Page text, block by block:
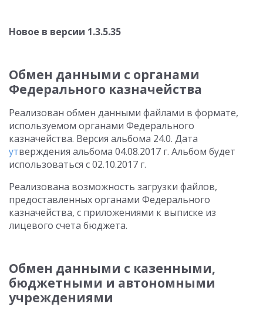
Новое в версии 1.3.5.35
Обмен данными с органами
Федерального казначейства
Реализован обмен данными файлами в формате,
используемом органами Федерального
казначейства. Версия альбома 24.0. Дата
утверждения альбома 04.08.2017 г. Альбом будет
использоваться с 02.10.2017 г.
Реализована возможность загрузки файлов,
предоставленных органами Федерального
казначейства, с приложениями к выписке из
лицевого счета бюджета.
Обмен данными с казенными,
бюджетными и автономными
учреждениями